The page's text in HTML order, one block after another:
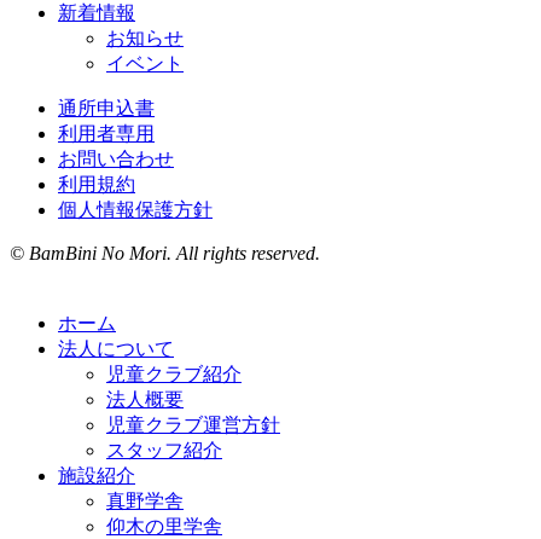
新着情報
お知らせ
イベント
通所申込書
利用者専用
お問い合わせ
利用規約
個人情報保護方針
© BamBini No Mori. All rights reserved.
ホーム
法人について
児童クラブ紹介
法人概要
児童クラブ運営方針
スタッフ紹介
施設紹介
真野学舎
仰木の里学舎